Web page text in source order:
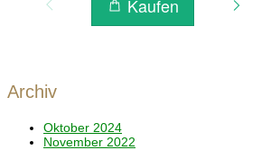
Archiv
Oktober 2024
November 2022